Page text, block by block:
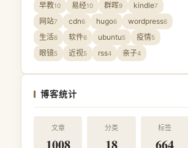
早教10 易经10 群晖9 kindle7
网站7 cdn6 hugo6 wordpress6
生活6 软件6 ubuntu5 疫情5
眼镜5 近视5 rss4 亲子4
博客统计
文章 分类 标签